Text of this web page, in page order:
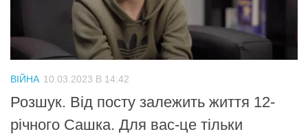
ВІЙНА 10.03.2023 В 14:42
Розшук. Від посту залежить життя 12-
річного Сашка. Для вас-це тільки